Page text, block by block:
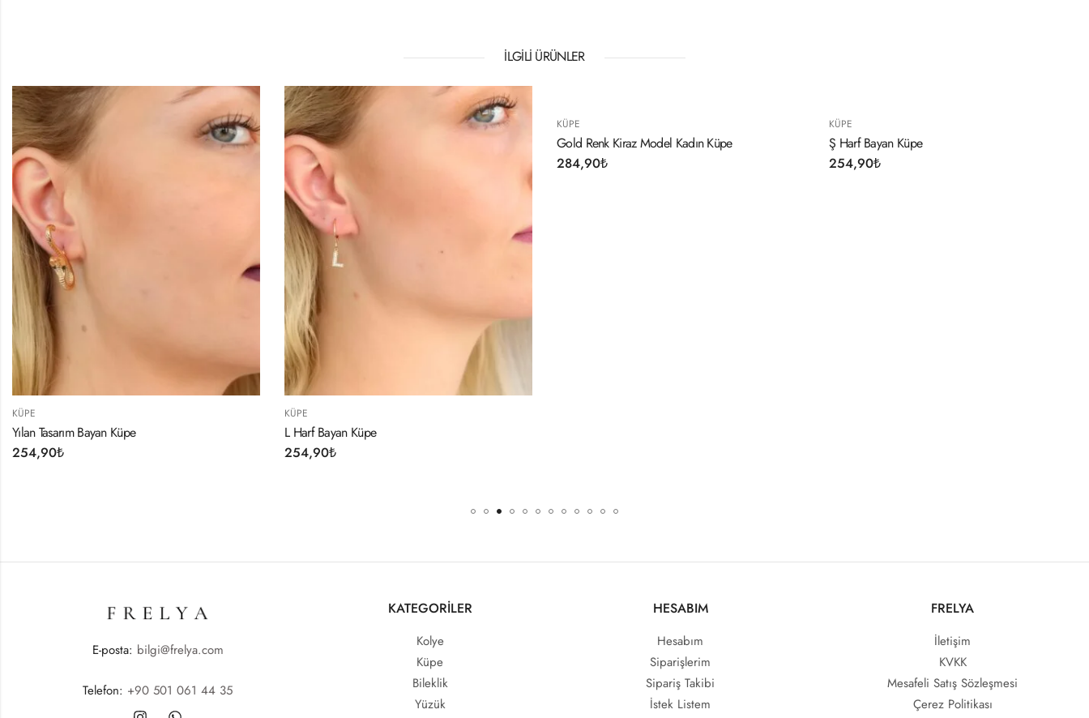
İLGILI ÜRÜNLER
L Harf Bayan Küpe
254,90
KÜPE
Gold Renk Kiraz Model Kadın Küpe
Ş Harf Bayan Küpe
254,90
D Harf Bayan Küpe
254,90
E-posta: bilgi@frelya.com
Telefon: +90 501 061 44 35
KATEGORİLER
Kolye
Küpe
Bileklik
Yüzük
HESABIM
Hesabım
Siparişlerim
Sipariş Takibi
İstek Listem
FRELYA
İletişim
KVKK
Mesafeli Satış Sözleşmesi
Çerez Politikası